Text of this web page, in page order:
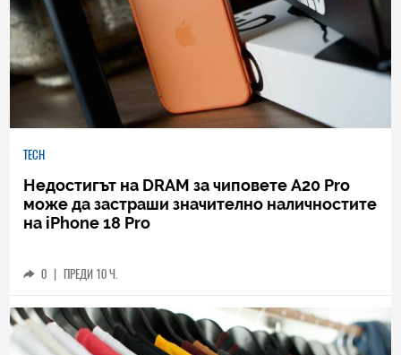
TECH
Недостигът на DRAM за чиповете A20 Pro
може да застраши значително наличностите
на iPhone 18 Pro
0 | ПРЕДИ 10 Ч.